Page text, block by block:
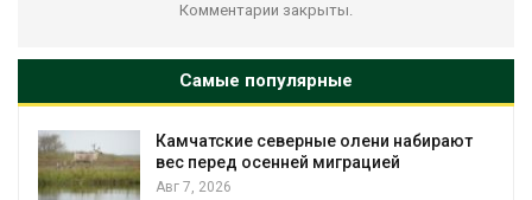
Комментарии закрыты.
Самые популярные
Камчатские северные олени набирают
вес перед осенней миграцией
Авг 7, 2026